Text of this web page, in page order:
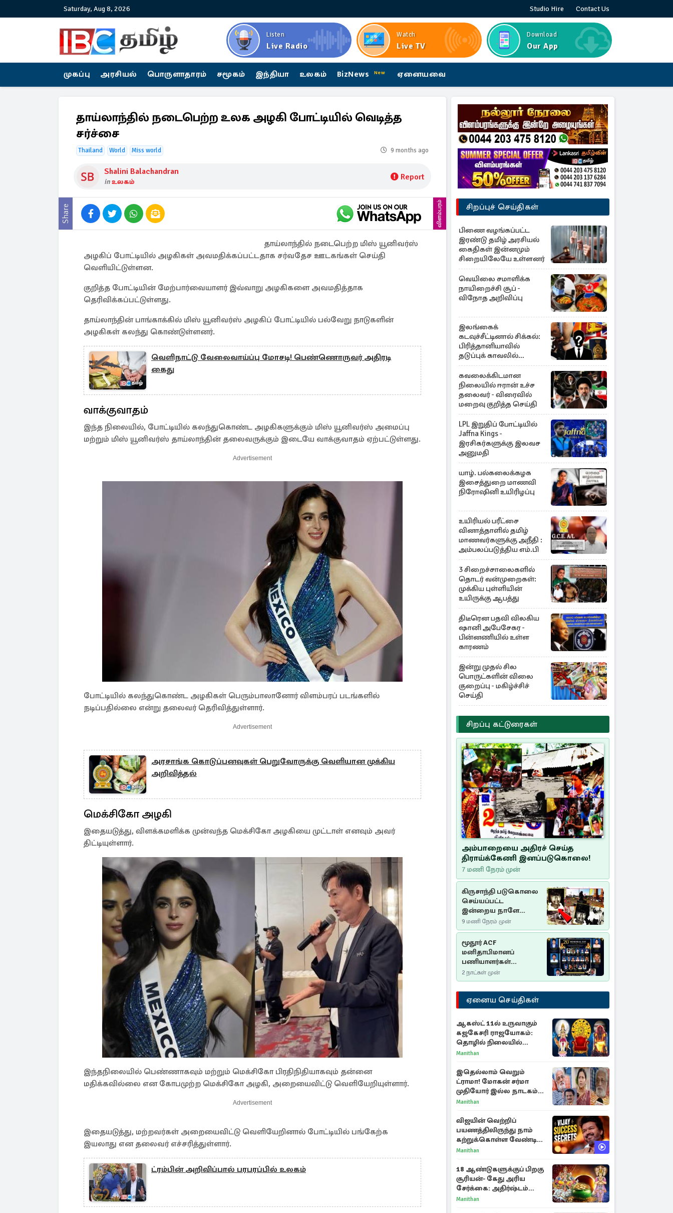
Saturday, Aug 8, 2026 Studio Hire Contact Us
Listen
Live Radio
Watch
Live TV
Download
Our App
முகப்பு அரசியல் பொருளாதாரம் சமூகம் இந்தியா உலகம் BizNews New ஏனையவை
தாய்லாந்தில் நடைபெற்ற உலக அழகி போட்டியில் வெடித்த
சர்ச்சை
Thailand World Miss world 9 months ago
Shalini Balachandran
inஉலகம் Report
Share விளம்பரம்
தாய்லாந்தில் நடைபெற்ற மிஸ் யூனிவர்ஸ்
அழகிப் போட்டியில் அழகிகள் அவமதிக்கப்பட்டதாக சர்வதேச ஊடகங்கள் செய்தி
வெளியிட்டுள்ளன.
குறித்த போட்டியின் மேற்பார்வையாளர் இவ்வாறு அழகிகளை அவமதித்தாக
தெரிவிக்கப்பட்டுள்ளது.
தாய்லாந்தின் பாங்காக்கில் மிஸ் யூனிவர்ஸ் அழகிப் போட்டியில் பல்வேறு நாடுகளின்
அழகிகள் கலந்து கொண்டுள்ளனர்.
வெளிநாட்டு வேலைவாய்ப்பு மோசடி! பெண்ணொருவர் அதிரடி
கைது
வாக்குவாதம்
இந்த நிலையில், போட்டியில் கலந்துகொண்ட அழகிகளுக்கும் மிஸ் யூனிவர்ஸ் அமைப்பு
மற்றும் மிஸ் யூனிவர்ஸ் தாய்லாந்தின் தலைவருக்கும் இடையே வாக்குவாதம் ஏற்பட்டுள்ளது.
Advertisement
போட்டியில் கலந்துகொண்ட அழகிகள் பெரும்பாலானோர் விளம்பரப் படங்களில்
நடிப்பதில்லை என்று தலைவர் தெரிவித்துள்ளார்.
Advertisement
அரசாங்க கொடுப்பனவுகள் பெறுவோருக்கு வெளியான முக்கிய
அறிவித்தல்
மெக்சிகோ அழகி
இதையடுத்து, விளக்கமளிக்க முன்வந்த மெக்சிகோ அழகியை முட்டாள் எனவும் அவர்
திட்டியுள்ளார்.
இந்தநிலையில் பெண்ணாகவும் மற்றும் மெக்சிகோ பிரதிநிதியாகவும் தன்னை
மதிக்கவில்லை என கோபமுற்ற மெக்சிகோ அழகி, அறையைவிட்டு வெளியேறியுள்ளார்.
Advertisement
இதையடுத்து, மற்றவர்கள் அறையைவிட்டு வெளியேறினால் போட்டியில் பங்கேற்க
இயலாது என தலைவர் எச்சரித்துள்ளார்.
ட்ரம்பின் அறிவிப்பால் பரபரப்பில் உலகம்
சிறப்புச் செய்திகள்
பிணை வழங்கப்பட்ட
இரண்டு தமிழ் அரசியல்
கைதிகள் இன்னமும்
சிறையிலேயே உள்ளனர்
வெயிலை சமாளிக்க
நாயிறைச்சி சூப் -
விநோத அறிவிப்பு
இலங்கைக்
கடவுச்சீட்டினால் சிக்கல்:
பிரித்தானியாவில்
தடுப்புக் காவலில்
முன்னாள் எம்.பி!
கவலைக்கிடமான
நிலையில் ஈரான் உச்ச
தலைவர் - விரைவில்
மறைவு குறித்த செய்தி
LPL இறுதிப் போட்டியில்
Jaffna Kings -
இரசிகர்களுக்கு இலவச
அனுமதி
யாழ். பல்கலைக்கழக
இசைத்துறை மாணவி
நிரோஷினி உயிரிழப்பு
உயிரியல் பரீட்சை
வினாத்தாளில் தமிழ்
மாணவர்களுக்கு அநீதி :
அம்பலப்படுத்திய எம்.பி
3 சிறைச்சாலைகளில்
தொடர் வன்முறைகள்:
முக்கிய புள்ளியின்
உயிருக்கு ஆபத்து
திடீரென பதவி விலகிய
ஷானி அபேசேகர -
பின்னணியில் உள்ள
காரணம்
இன்று முதல் சில
பொருட்களின் விலை
குறைப்பு - மகிழ்ச்சிச்
செய்தி
சிறப்பு கட்டுரைகள்
அம்பாறையை அதிரச் செய்த
திராய்க்கேணி இனப்படுகொலை!
7 மணி நேரம் முன்
கிருசாந்தி படுகொலை
செய்யப்பட்ட
இன்றைய நாளே
செம்மணி
இனப்படுகொலை
தினம்…!
9 மணி நேரம் முன்
மூதூர் ACF
மனிதாபிமானப்
பணியாளர்கள்
படுகொலை (2006): 20
ஆண்டுகளாகியும் நீதி
மறுக்கப்பட்ட
மனிதாபிமானப்
பேரவலம்
2 நாட்கள் முன்
ஏனைய செய்திகள்
ஆகஸ்ட் 11ல் உருவாகும்
கஜகேசரி ராஜயோகம்:
தொழில் நிலையில்
அதிர்ஷ்டம் பெறும் 3
Manithan
இதெல்லாம் வெறும்
ட்ராமா! மோகன் சர்மா
முதியோர் இல்ல நாடகம்
குறித்து குட்டி பத்மினி
Manithan
விஜயின் வெற்றிப்
பயணத்திலிருந்து நாம்
கற்றுக்கொள்ள வேண்டிய
முக்கிய 3 விடயங்கள்!
Manithan
18 ஆண்டுகளுக்குப் பிறகு
சூரியன்- கேது அரிய
சேர்க்கை: அதிர்ஷ்டம்
பெறும் 3 ராசிகள்!
Manithan